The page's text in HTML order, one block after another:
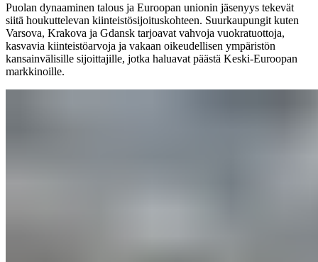
Puolan dynaaminen talous ja Euroopan unionin jäsenyys tekevät
siitä houkuttelevan kiinteistösijoituskohteen. Suurkaupungit kuten
Varsova, Krakova ja Gdansk tarjoavat vahvoja vuokratuottoja,
kasvavia kiinteistöarvoja ja vakaan oikeudellisen ympäristön
kansainvälisille sijoittajille, jotka haluavat päästä Keski-Euroopan
markkinoille.